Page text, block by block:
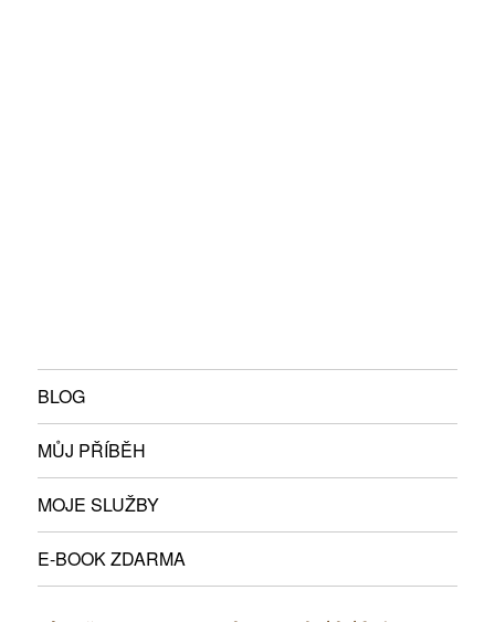
BLOG
MŮJ PŘÍBĚH
MOJE SLUŽBY
E-BOOK ZDARMA